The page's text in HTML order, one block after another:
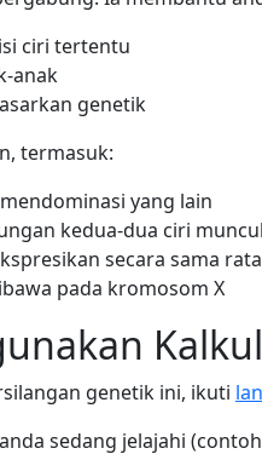
ciri tertentu
anak
genetik
termasuk:
yang lain
kedua-dua ciri muncul
secara sama rata
pada kromosom X
genetik ini, ikuti
sedang jelajahi